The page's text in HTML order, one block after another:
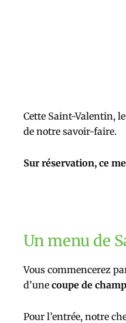
Cette Saint-Valentin,
de notre savoir-faire.
Sur réservation, ce
Un menu de
Vous commencerez
d’une coupe de
Pour l’entrée, notre